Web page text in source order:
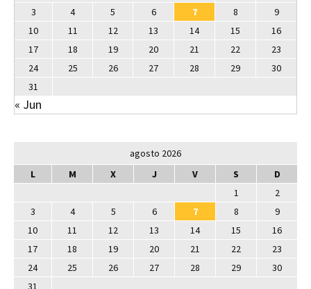
3
4 5 6 7 8
9
10
11 12 13 14 15
16
17
18 19 20 21 22
23
24
25 26 27 28 29
30
31
« Jun
agosto 2026
L
M X J V S
D
1
2
3
4 5 6 7 8
9
10
11 12 13 14 15
16
17
18 19 20 21 22
23
24
25 26 27 28 29
30
31